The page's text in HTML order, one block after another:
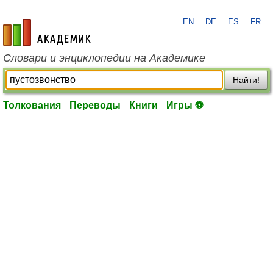
academic.ru
EN DE ES FR
Словари и энциклопедии на Академике
Найти!
Толкования Переводы Книги Игры ⚽